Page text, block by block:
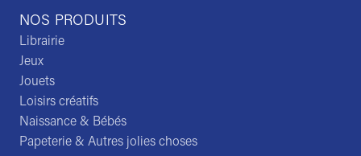
NOS PRODUITS
Librairie
Jeux
Jouets
Loisirs créatifs
Naissance & Bébés
Papeterie & Autres jolies choses